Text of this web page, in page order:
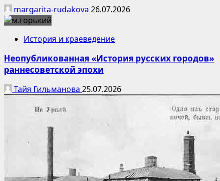
margarita-rudakova 26.07.2026
История и краеведение
Неопубликованная «История русских городов»
раннесоветской эпохи
Тайя Гильманова 25.07.2026